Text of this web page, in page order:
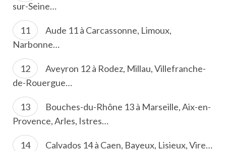
sur-Seine…
Aude 11 à Carcassonne, Limoux,
Narbonne…
Aveyron 12 à Rodez, Millau, Villefranche-
de-Rouergue…
Bouches-du-Rhône 13 à Marseille, Aix-en-
Provence, Arles, Istres…
Calvados 14 à Caen, Bayeux, Lisieux, Vire…